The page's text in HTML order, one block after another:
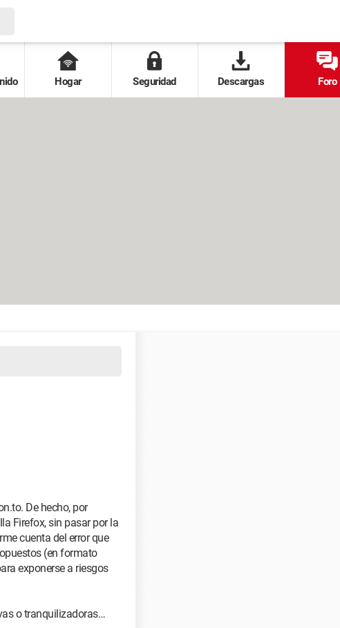
Hogar Seguridad Descargas Foro
De hecho, por
Firefox, sin pasar por la
cuenta del error que
(en formato
exponerse a riesgos
o tranquilizadoras…